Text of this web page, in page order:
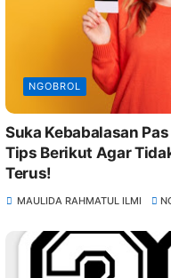
NGOBROL
Suka Kebabalasan
Tips Berikut Agar
Terus!
MAULIDA RAHMATUL ILMI